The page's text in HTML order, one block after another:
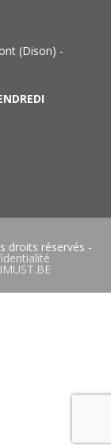
(Dison) -
droits réservés -
IMUST.BE